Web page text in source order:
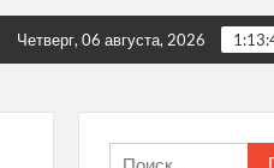
если кондиционер не
Четверг, 06 августа, 2026